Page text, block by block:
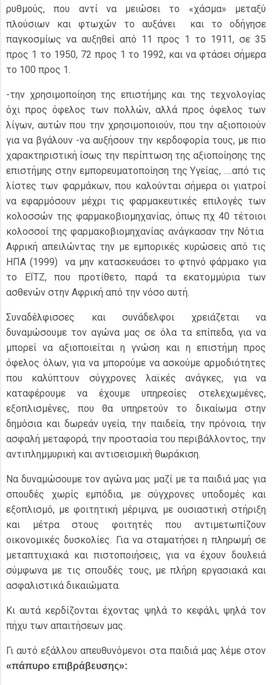
ρυθμούς, που αντί να μειώσει το «χάσμα» μεταξύ
πλούσιων και φτωχών το αυξάνει και το οδήγησε
παγκοσμίως να αυξηθεί από 11 προς 1 το 1911, σε 35
προς 1 το 1950, 72 προς 1 το 1992, και να φτάσει σήμερα
το 100 προς 1.
-την χρησιμοποίηση της επιστήμης και της τεχνολογίας
όχι προς όφελος των πολλών, αλλά προς όφελος των
λίγων, αυτών που την χρησιμοποιούν, που την αξιοποιούν
για να βγάλουν -να αυξήσουν την κερδοφορία τους, με πιο
χαρακτηριστική ίσως την περίπτωση της αξιοποίησης της
επιστήμης στην εμπορευματοποίηση της Υγείας, ….από τις
λίστες των φαρμάκων, που καλούνται σήμερα οι γιατροί
να εφαρμόσουν μέχρι τις φαρμακευτικές επιλογές των
κολοσσών της φαρμακοβιομηχανίας, όπως πχ 40 τέτοιοι
κολοσσοί της φαρμακοβιομηχανίας ανάγκασαν την Νότια
Αφρική απειλώντας την με εμπορικές κυρώσεις από τις
ΗΠΑ (1999) να μην κατασκευάσει το φτηνό φάρμακο για
το ΕΪΤΖ, που προτίθετο, παρά τα εκατομμύρια των
ασθενών στην Αφρική από την νόσο αυτή.
Συναδέλφισσες και συνάδελφοι χρειάζεται να
δυναμώσουμε τον αγώνα μας σε όλα τα επίπεδα, για να
μπορεί να αξιοποιείται η γνώση και η επιστήμη προς
όφελος όλων, για να μπορούμε να ασκούμε αρμοδιότητες
που καλύπτουν σύγχρονες λαϊκές ανάγκες, για να
καταφέρουμε να έχουμε υπηρεσίες στελεχωμένες,
εξοπλισμένες, που θα υπηρετούν το δικαίωμα στην
δημόσια και δωρεάν υγεία, την παιδεία, την πρόνοια, την
ασφαλή μεταφορά, την προστασία του περιβάλλοντος, την
αντιπλημμυρική και αντισεισμική θωράκιση.
Να δυναμώσουμε τον αγώνα μας μαζί με τα παιδιά μας για
σπουδές χωρίς εμπόδια, με σύγχρονες υποδομές και
εξοπλισμό, με φοιτητική μέριμνα, με ουσιαστική στήριξη
και μέτρα στους φοιτητές που αντιμετωπίζουν
οικονομικές δυσκολίες. Για να σταματήσει η πληρωμή σε
μεταπτυχιακά και πιστοποιήσεις, για να έχουν δουλειά
σύμφωνα με τις σπουδές τους, με πλήρη εργασιακά και
ασφαλιστικά δικαιώματα.
Κι αυτά κερδίζονται έχοντας ψηλά το κεφάλι, ψηλά τον
πήχυ των απαιτήσεων μας.
Γι αυτό εξάλλου απευθυνόμενοι στα παιδιά μας λέμε στον
«πάπυρο επιβράβευσης»: